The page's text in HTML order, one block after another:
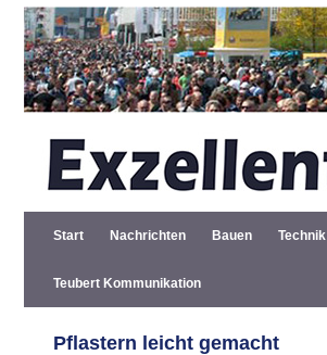
Start Nachrichten Bauen Technik
Teubert Kommunikation
Pflastern leicht gemacht